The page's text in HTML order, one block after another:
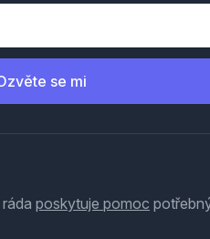
se mi
poskytuje pomoc